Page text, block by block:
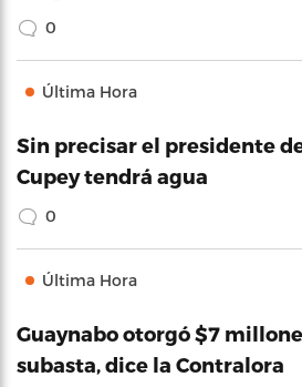
0
Última Hora
Sin precisar el presidente
Cupey tendrá agua
0
Última Hora
Guaynabo otorgó $7
subasta, dice la Contralora